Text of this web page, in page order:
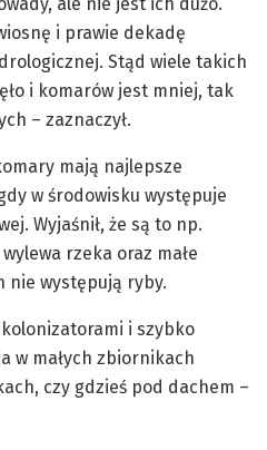
i prawie dekadę
Stąd wiele takich
i komarów jest mniej, tak
– zaznaczył.
mają najlepsze
w środowisku występuje
Wyjaśnił, że są to np.
rzeka oraz małe
nie występują ryby.
i szybko
w małych zbiornikach
czy gdzieś pod dachem –